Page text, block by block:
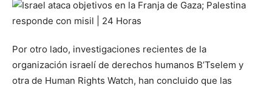
Por otro lado, investigaciones recientes de la
organización israelí de derechos humanos B’Tselem y
otra de Human Rights Watch, han concluido que las